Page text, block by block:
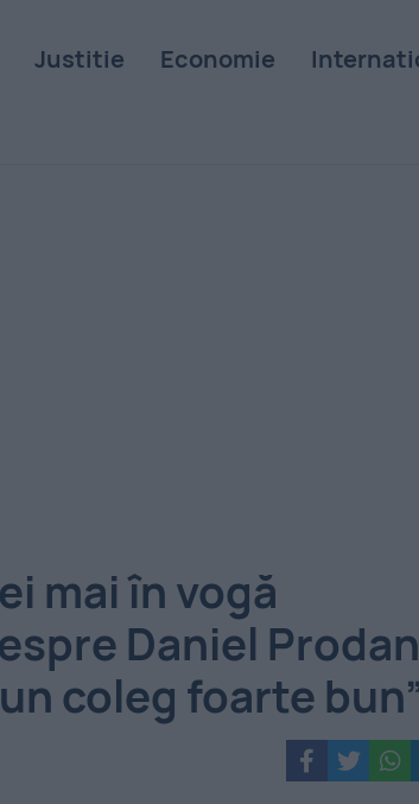
Justitie Economie
mai în vogă
Daniel
coleg foarte